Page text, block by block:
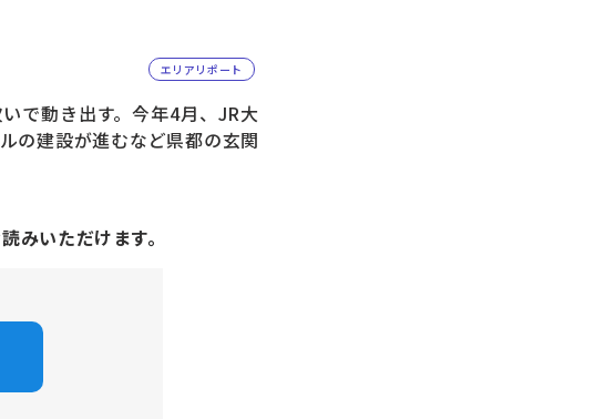
エリアリポート
で動き出す。今年4月、JR大
の建設が進むなど県都の玄関
みいただけます。